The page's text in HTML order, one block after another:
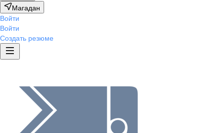
Магадан
Войти
Войти
Создать резюме